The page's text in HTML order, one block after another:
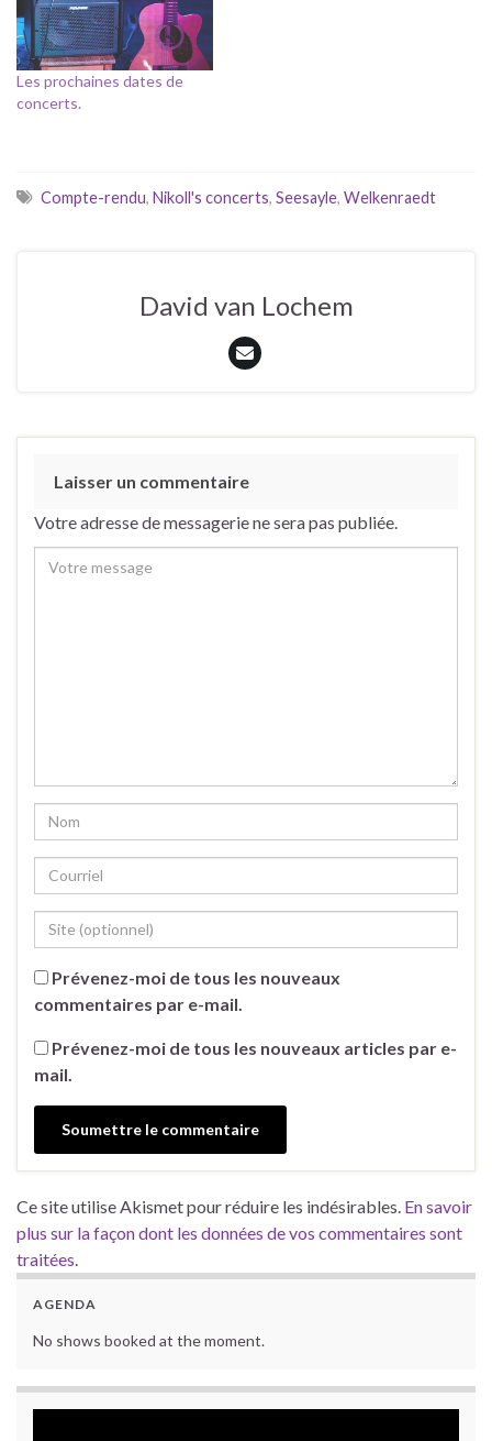
Les prochaines dates de
concerts.
Compte-rendu, Nikoll's concerts, Seesayle, Welkenraedt
David van Lochem
Laisser un commentaire
Votre adresse de messagerie ne sera pas publiée.
Prévenez-moi de tous les nouveaux
commentaires par e-mail.
Prévenez-moi de tous les nouveaux articles par e-
mail.
Ce site utilise Akismet pour réduire les indésirables. En savoir
plus sur la façon dont les données de vos commentaires sont
traitées
AGENDA
No shows booked at the moment.